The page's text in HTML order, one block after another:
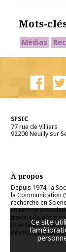
Mots-
Médias
SFSIC
77 rue de Villiers
92200Neuilly sur
À propos
Depuis 1974, la
la Communication
recherche en
En tant
travaux de notre
scientifiques, ses
développées au
Ce site